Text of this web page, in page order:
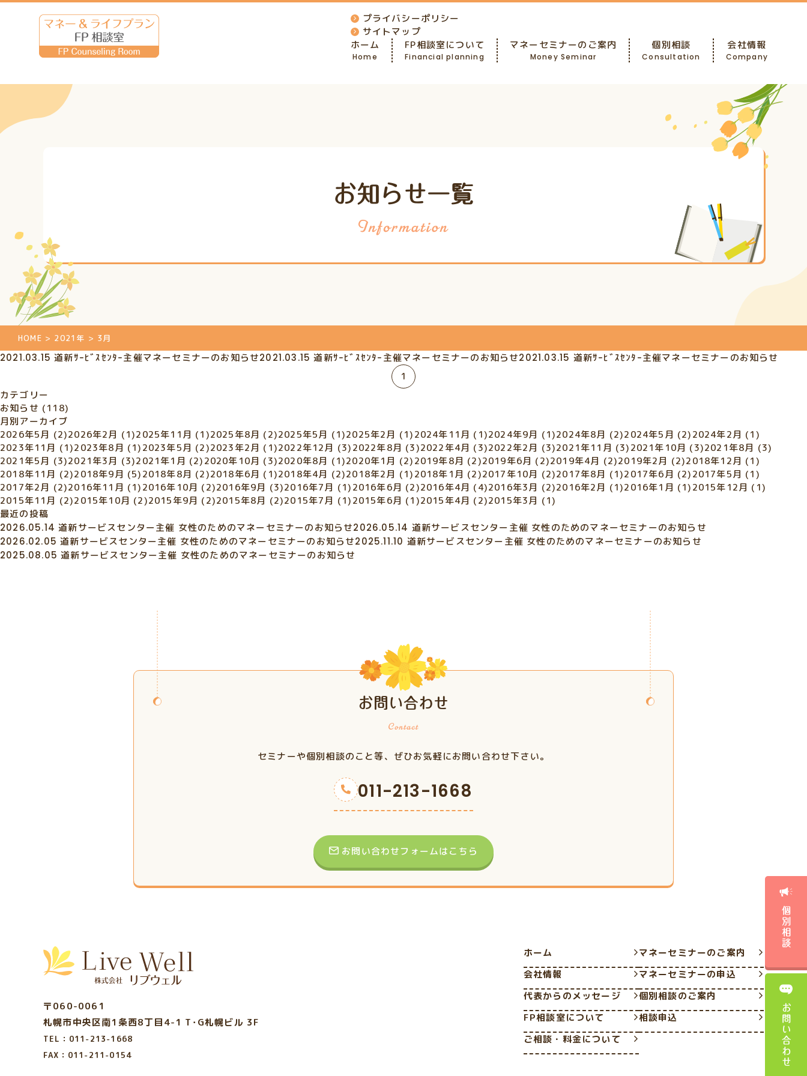
プライバシーポリシー
サイトマップ
ホーム
Home
FP相談室について
Financial planning
マネーセミナーのご案内
Money Seminar
個別相談
Consultation
会社情報
Company
個別相談
お問い合わせ
お知らせ一覧
HOME > 2021年 > 3月
2021.03.15道新ｻｰﾋﾞｽｾﾝﾀｰ主催マネーセミナーのお知らせ2021.03.15道新ｻｰﾋﾞｽｾﾝﾀｰ主催マネーセミナーのお知らせ2021.03.15 道新ｻｰﾋﾞｽｾﾝﾀｰ主催マネーセミナーのお知らせ
1
カテゴリー
お知らせ (118)
月別アーカイブ
2026年5月 (2)2026年2月 (1)2025年11月 (1)2025年8月 (2)2025年5月 (1)2025年2月 (1)2024年11月 (1)2024年9月 (1)2024年8月 (2)2024年5月 (2)2024年2月 (1)
2023年11月 (1)2023年8月 (1)2023年5月 (2)2023年2月 (1)2022年12月 (3)2022年8月 (3)2022年4月 (3)2022年2月 (3)2021年11月 (3)2021年10月 (3)2021年8月 (3)
2021年5月 (3)2021年3月 (3)2021年1月 (2)2020年10月 (3)2020年8月 (1)2020年1月 (2)2019年8月 (2)2019年6月 (2)2019年4月 (2)2019年2月 (2)2018年12月 (1)
2018年11月 (2)2018年9月 (5)2018年8月 (2)2018年6月 (1)2018年4月 (2)2018年2月 (1)2018年1月 (2)2017年10月 (2)2017年8月 (1)2017年6月 (2)2017年5月 (1)
2017年2月 (2)2016年11月 (1)2016年10月 (2)2016年9月 (3)2016年7月 (1)2016年6月 (2)2016年4月 (4)2016年3月 (2)2016年2月 (1)2016年1月 (1)2015年12月 (1)
2015年11月 (2)2015年10月 (2)2015年9月 (2)2015年8月 (2)2015年7月 (1)2015年6月 (1)2015年4月 (2)2015年3月 (1)
最近の投稿
2026.05.14道新サービスセンター主催 女性のためのマネーセミナーのお知らせ2026.05.14 道新サービスセンター主催 女性のためのマネーセミナーのお知らせ
2026.02.05道新サービスセンター主催 女性のためのマネーセミナーのお知らせ2025.11.10 道新サービスセンター主催 女性のためのマネーセミナーのお知らせ
2025.08.05道新サービスセンター主催 女性のためのマネーセミナーのお知らせ
お問い合わせ
セミナーや個別相談のこと等、ぜひお気軽にお問い合わせ下さい。
011-213-1668
お問い合わせフォームはこちら
〒060-0061
札幌市中央区南1条西8丁目4-1 T･G札幌ビル 3F
TEL：011-213-1668
FAX：011-211-0154
ホーム
会社情報
代表からのメッセージ
FP相談室について
ご相談・料金について
マネーセミナーのご案内
マネーセミナーの申込
個別相談のご案内
相談申込